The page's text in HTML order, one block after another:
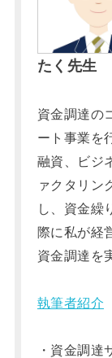
たく先生
資金調達の
ート事業を
融資、ビジ
ァクタリン
し、資金繰
際に私が経
資金調達を
執筆者紹介
・資金調達